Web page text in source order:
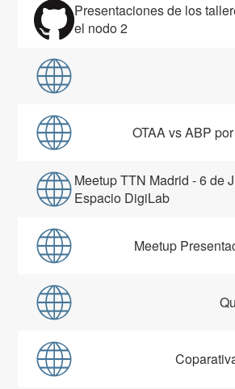
Presentaciones de los
el nodo 2
OTAA vs ABP
Meetup TTN Madrid - 6 de
Espacio DigiLab
Meetup